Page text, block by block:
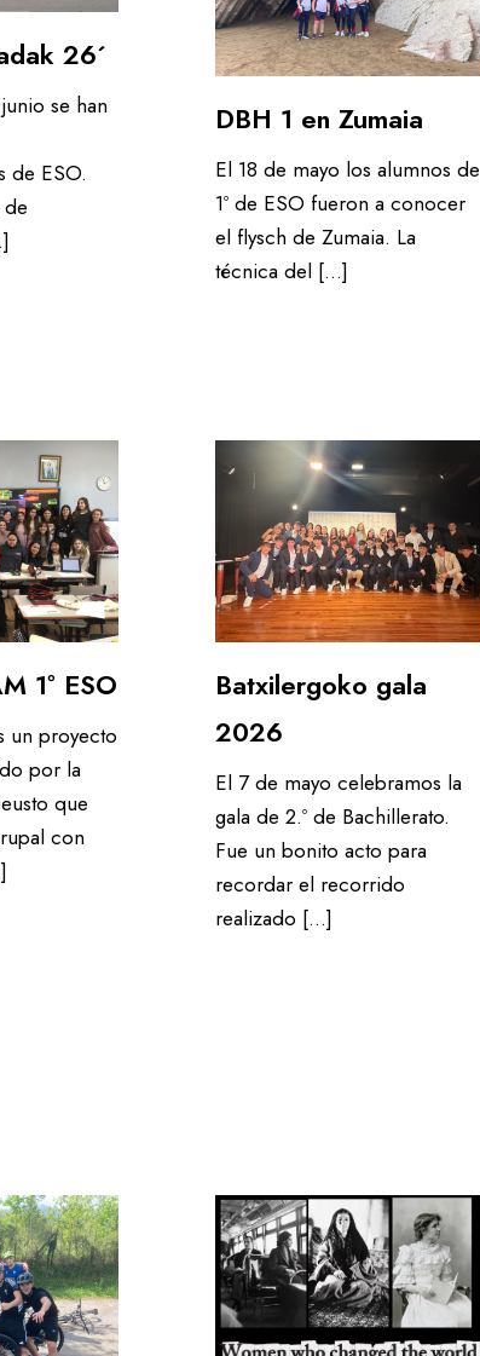
Agenda 21
26´
se han
de ESO.
DBH 1 en Zumaia
El 18 de mayo los alumnos de
1º de ESO fueron a conocer
el flysch de Zumaia. La
técnica del […]
1º ESO
un proyecto
por la
que
con
Batxilergoko gala
2026
El 7 de mayo celebramos la
gala de 2.º de Bachillerato.
Fue un bonito acto para
recordar el recorrido
realizado […]